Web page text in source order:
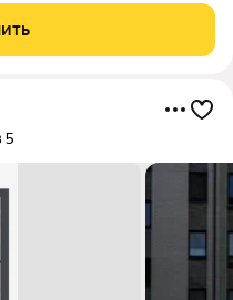
спокойствия.
5